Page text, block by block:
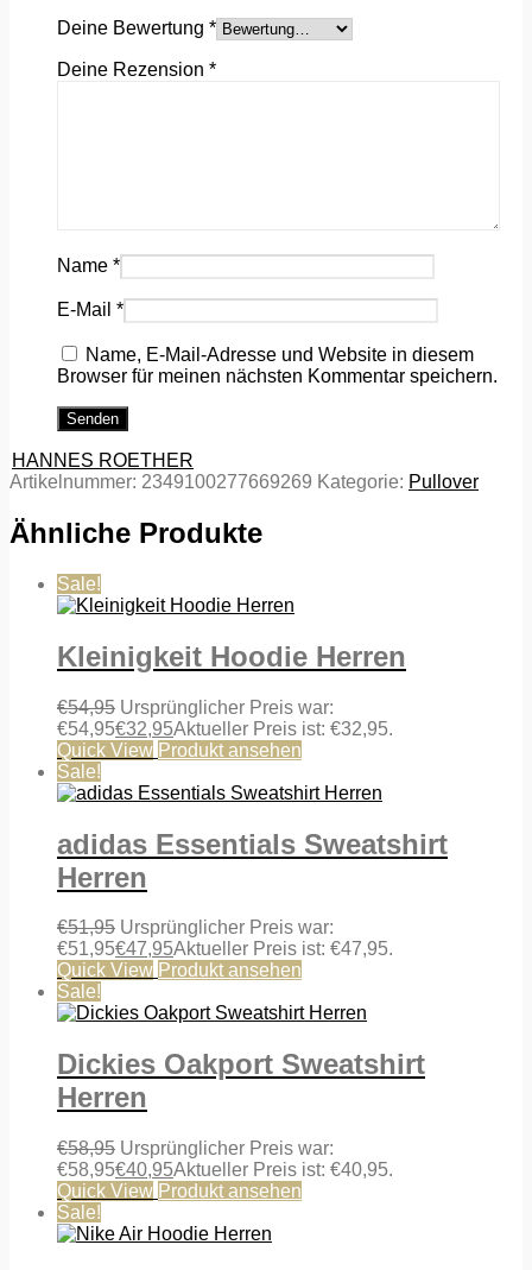
Deine Bewertung *
Deine Rezension *
Name *
E-Mail *
Name, E-Mail-Adresse und Website in diesem
Browser für meinen nächsten Kommentar speichern.
HANNES ROETHER
Artikelnummer: 2349100277669269 Kategorie: Pullover
Ähnliche Produkte
Sale!
Kleinigkeit Hoodie Herren
€54,95 Ursprünglicher Preis war:
€54,95€32,95Aktueller Preis ist: €32,95.
Quick View Produkt ansehen
Sale!
adidas Essentials Sweatshirt
Herren
€51,95 Ursprünglicher Preis war:
€51,95€47,95Aktueller Preis ist: €47,95.
Quick View Produkt ansehen
Sale!
Dickies Oakport Sweatshirt
Herren
€58,95 Ursprünglicher Preis war:
€58,95€40,95Aktueller Preis ist: €40,95.
Quick View Produkt ansehen
Sale!